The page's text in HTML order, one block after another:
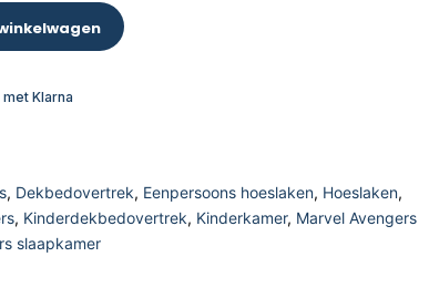
Klarna
, Dekbedovertrek, Eenpersoons hoeslaken, Hoeslaken,
, Kinderdekbedovertrek, Kinderkamer, Marvel Avengers
slaapkamer